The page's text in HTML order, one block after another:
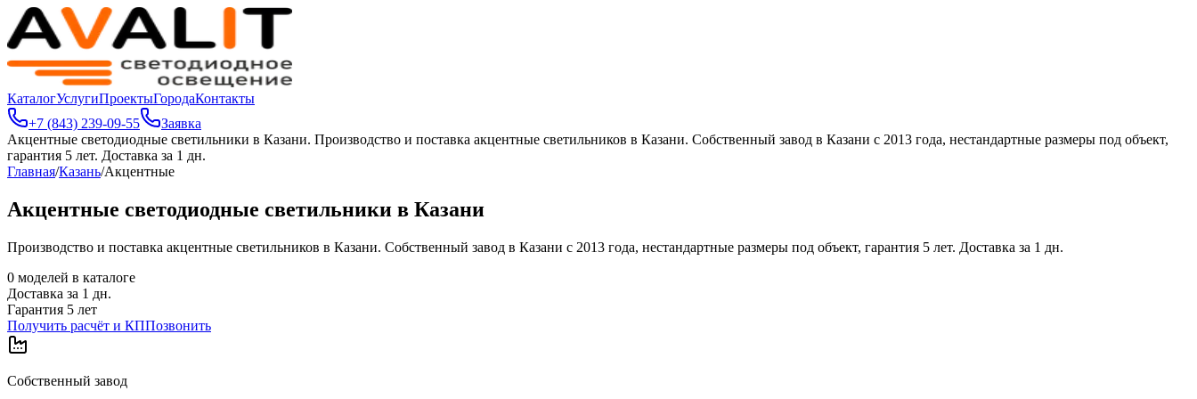
КаталогУслугиПроектыГородаКонтакты
+7 (843) 239-09-55
Заявка
Акцентные светодиодные светильники в Казани. Производство и поставка акцентные светильников в Казани. Собственный завод в Казани с 2013 года, нестандартные размеры под объект,
гарантия 5 лет. Доставка за 1 дн.
Главная/Казань/Акцентные
Акцентные светодиодные светильники в Казани
Производство и поставка акцентные светильников в Казани. Собственный завод в Казани с 2013 года, нестандартные размеры под объект, гарантия 5 лет. Доставка за 1 дн.
0 моделей в каталоге
Доставка за 1 дн.
Гарантия 5 лет
Получить расчёт и КППозвонить
Собственный завод